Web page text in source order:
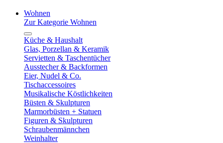
Wohnen
Zur Kategorie Wohnen
Küche & Haushalt
Glas, Porzellan & Keramik
Servietten & Taschentücher
Ausstecher & Backformen
Eier, Nudel & Co.
Tischaccessoires
Musikalische Köstlichkeiten
Büsten & Skulpturen
Marmorbüsten + Statuen
Figuren & Skulpturen
Schraubenmännchen
Weinhalter